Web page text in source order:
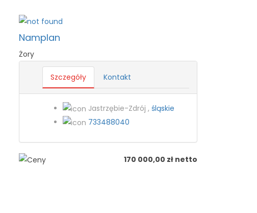
Namplan
Żory
Szczegóły Kontakt
Jastrzębie-Zdrój , śląskie
733488040
170 000,00 zł netto